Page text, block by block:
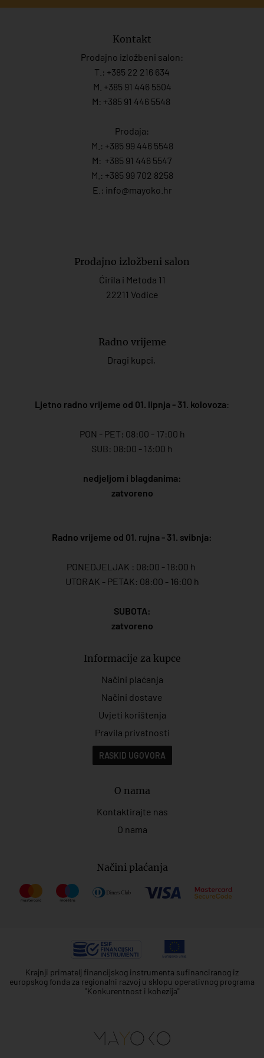
Kontakt
Prodajno izložbeni salon:
T.: +385 22 216 634
M. +385 91 446 5504
M: +385 91 446 5548
Prodaja:
M.: +385 99 446 5548
M: +385 91 446 5547
M.: +385 99 702 8258
E.: info@mayoko. hr
Prodajno izložbeni salon
Ćirila i Metoda 11
22211 Vodice
Radno vrijeme
Dragi kupci,
Ljetno radno vrijeme od 01. lipnja - 31. kolovoza:
PON - PET: 08:00 - 17:00 h
SUB: 08:00 - 13:00 h
nedjeljom i blagdanima:
zatvoreno
Radno vrijeme od 01. rujna - 31. svibnja:
PONEDJELJAK : 08:00 - 18:00 h
UTORAK - PETAK: 08:00 - 16:00 h
SUBOTA:
zatvoreno
Informacije za kupce
Načini plaćanja
Načini dostave
Uvjeti korištenja
Pravila privatnosti
RASKID UGOVORA
O nama
Kontaktirajte nas
O nama
Načini plaćanja
Krajnji primatelj financijskog instrumenta sufinanciranog iz
europskog fonda za regionalni razvoj u sklopu operativnog programa
"Konkurentnost i kohezija"